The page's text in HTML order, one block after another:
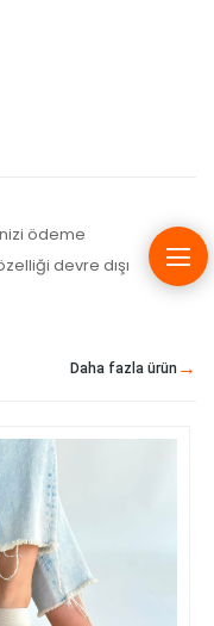
ödeme
devre dışı
Daha fazla ürün